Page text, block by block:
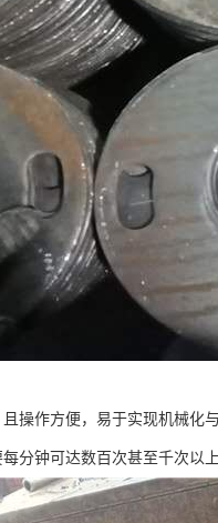
操作方便，易于实现机械化
分钟可达数百次甚至千次以